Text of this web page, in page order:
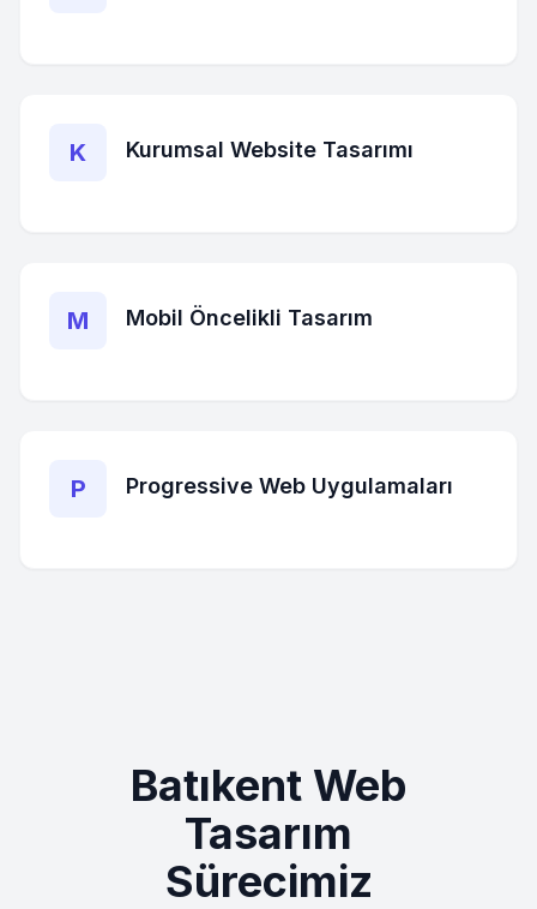
K Kurumsal Website Tasarımı
M Mobil Öncelikli Tasarım
P Progressive Web Uygulamaları
Batıkent Web
Tasarım
Sürecimiz